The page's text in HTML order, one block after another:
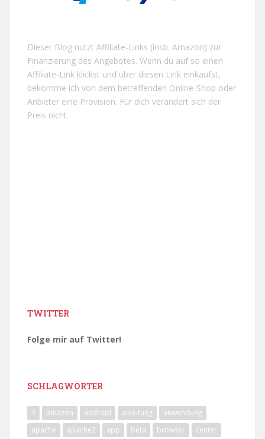
Dieser Blog nutzt Affiliate-Links (insb. Amazon) zur
Finanzierung des Angebotes. Wenn du auf so einen
Affiliate-Link klickst und über diesen Link einkaufst,
bekomme ich von dem betreffenden Online-Shop oder
Anbieter eine Provision. Für dich verändert sich der
Preis nicht.
TWITTER
Folge mir auf Twitter!
SCHLAGWÖRTER
3 amazon android anleitung
anwendung
apache
apache2 app beta browser center